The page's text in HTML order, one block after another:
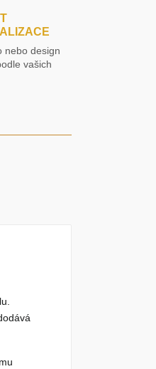
nebo design
vašich